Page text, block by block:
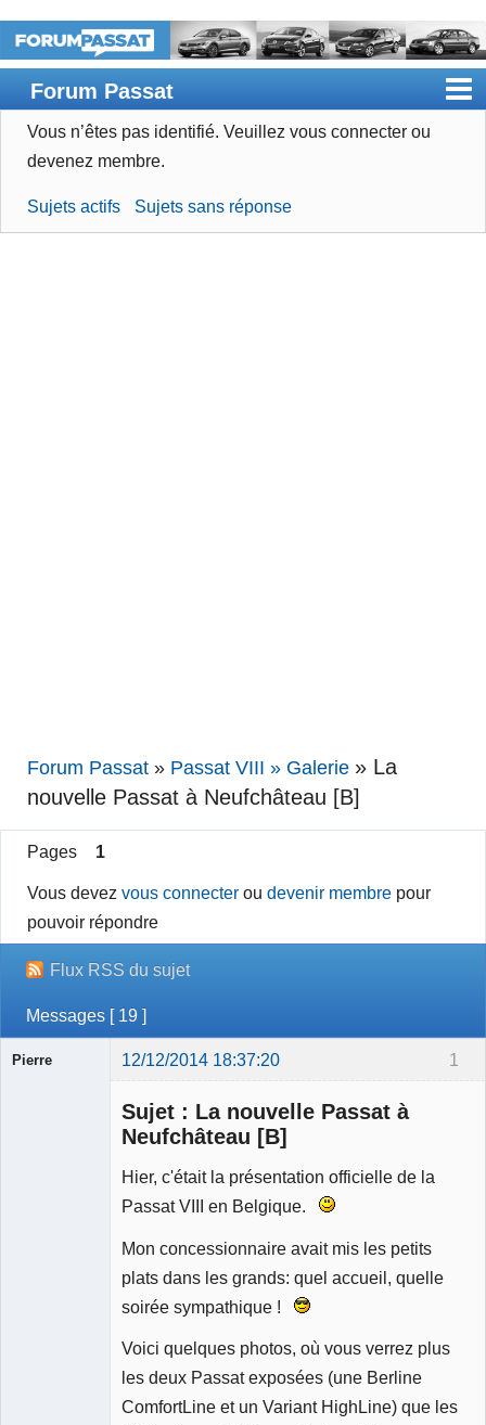
Forum Passat
Accueil
Devenir membre
Vous n’êtes pas identifié. Veuillez vous connecter ou
devenez membre.
Sujets actifs Sujets sans réponse
Forum Passat » Passat VIII » Galerie » La
nouvelle Passat à Neufchâteau [B]
Pages 1
Vous devezvous connecter oudevenir membre pour
pouvoir répondre
Flux RSS du sujet
Messages [ 19 ]
1
Pierre 12/12/2014 18:37:20
Sujet : La nouvelle Passat à
Neufchâteau [B]
Hier, c'était la présentation officielle de la
Passat VIII en Belgique.
Mon concessionnaire avait mis les petits
plats dans les grands: quel accueil, quelle
soirée sympathique !
Voici quelques photos, où vous verrez plus
les deux Passat exposées (une Berline
ComfortLine et un Variant HighLine) que les